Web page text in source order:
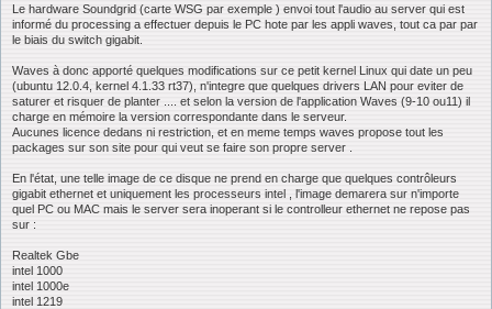
Le hardware Soundgrid (carte WSG par exemple ) envoi tout l'audio au server qui est
informé du processing a effectuer depuis le PC hote par les appli waves, tout ca par par
le biais du switch gigabit.
Waves à donc apporté quelques modifications sur ce petit kernel Linux qui date un peu
(ubuntu 12.0.4, kernel 4.1.33 rt37), n'integre que quelques drivers LAN pour eviter de
saturer et risquer de planter .... et selon la version de l'application Waves (9-10 ou11) il
charge en mémoire la version correspondante dans le serveur.
Aucunes licence dedans ni restriction, et en meme temps waves propose tout les
packages sur son site pour qui veut se faire son propre server .
En l'état, une telle image de ce disque ne prend en charge que quelques contrôleurs
gigabit ethernet et uniquement les processeurs intel , l'image demarera sur n'importe
quel PC ou MAC mais le server sera inoperant si le controlleur ethernet ne repose pas
sur :
Realtek Gbe
intel 1000
intel 1000e
intel 1219